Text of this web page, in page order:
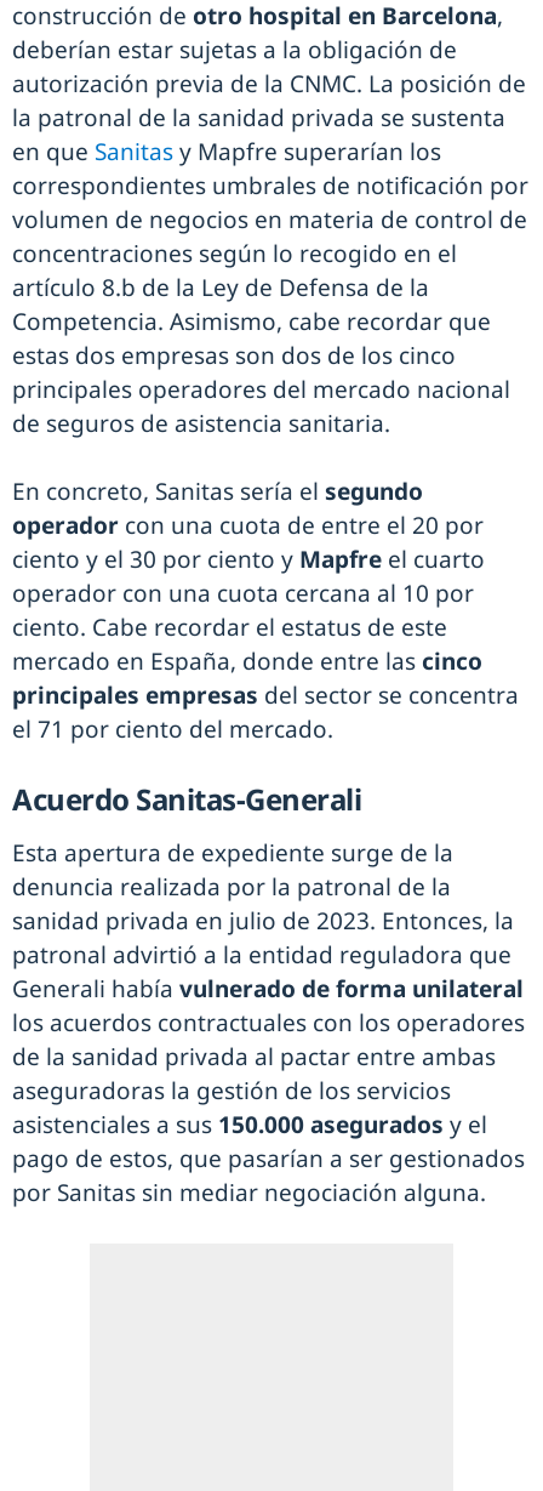
construcción de otro hospital en Barcelona,
deberían estar sujetas a la obligación de
autorización previa de la CNMC. La posición de
la patronal de la sanidad privada se sustenta
en que Sanitasy Mapfre superarían los
correspondientes umbrales de notificación por
volumen de negocios en materia de control de
concentraciones según lo recogido en el
artículo 8.b de la Ley de Defensa de la
Competencia. Asimismo, cabe recordar que
estas dos empresas son dos de los cinco
principales operadores del mercado nacional
de seguros de asistencia sanitaria.
En concreto, Sanitas sería el segundo
operador con una cuota de entre el 20 por
ciento y el 30 por ciento y Mapfre el cuarto
operador con una cuota cercana al 10 por
ciento. Cabe recordar el estatus de este
mercado en España, donde entre las cinco
principales empresas del sector se concentra
el 71 por ciento del mercado.
Acuerdo Sanitas-Generali
Esta apertura de expediente surge de la
denuncia realizada por la patronal de la
sanidad privada en julio de 2023. Entonces, la
patronal advirtió a la entidad reguladora que
Generali había vulnerado de forma unilateral
los acuerdos contractuales con los operadores
de la sanidad privada al pactar entre ambas
aseguradoras la gestión de los servicios
asistenciales a sus 150.000 asegurados y el
pago de estos, que pasarían a ser gestionados
por Sanitas sin mediar negociación alguna.